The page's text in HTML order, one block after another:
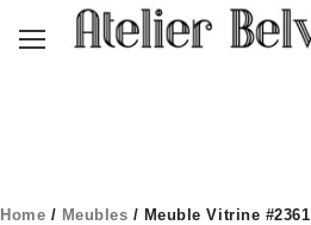
Home / Meubles / Meuble Vitrine #2361